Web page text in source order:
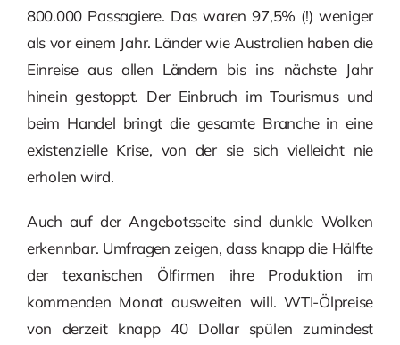
800.000 Passagiere. Das waren 97,5% (!) weniger
als vor einem Jahr. Länder wie Australien haben die
Einreise aus allen Ländern bis ins nächste Jahr
hinein gestoppt. Der Einbruch im Tourismus und
beim Handel bringt die gesamte Branche in eine
existenzielle Krise, von der sie sich vielleicht nie
erholen wird.
Auch auf der Angebotsseite sind dunkle Wolken
erkennbar. Umfragen zeigen, dass knapp die Hälfte
der texanischen Ölfirmen ihre Produktion im
kommenden Monat ausweiten will. WTI-Ölpreise
von derzeit knapp 40 Dollar spülen zumindest